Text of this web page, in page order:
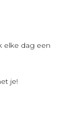
elke dag een
je!